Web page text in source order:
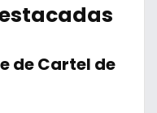
de Cartel de